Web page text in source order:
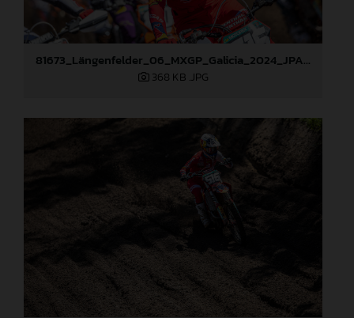
81673_Längenfelder_06_MXGP_Galicia_2024_JPA_22A2004
368 KB .JPG